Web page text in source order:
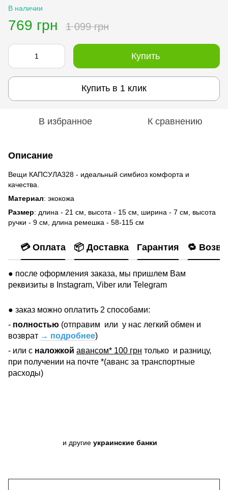
В наличии
769 грн 1 099 грн
Купить
Купить в 1 клик
В избранное К сравнению
Описание
Вещи КАПСУЛА328 - идеальный симбиоз комфорта и
качества.
Материал: экокожа
Размер: длина - 21 см, высота - 15 см, ширина - 7 см, высота
ручки - 9 см, длина ремешка - 58-115 см
💳 Оплата 📦 Доставка Гарантия 🔁
● после оформления заказа, мы пришлем Вам
реквизиты в Instagram, Viber или Telegram
● заказ можно оплатить 2 способами:
- полностью (отправим или у нас легкий обмен и
возврат → подробнее)
- или с наложкой авансом* 100 грн только и разницу,
при получении на почте *(аванс за транспортные
расходы)
и другие украинские банки